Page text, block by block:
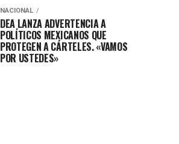
NACIONAL
DEA LANZA ADVERTENCIA A
POLÍTICOS MEXICANOS QUE
PROTEGEN A CÁRTELES. «VAMOS
POR USTEDES»